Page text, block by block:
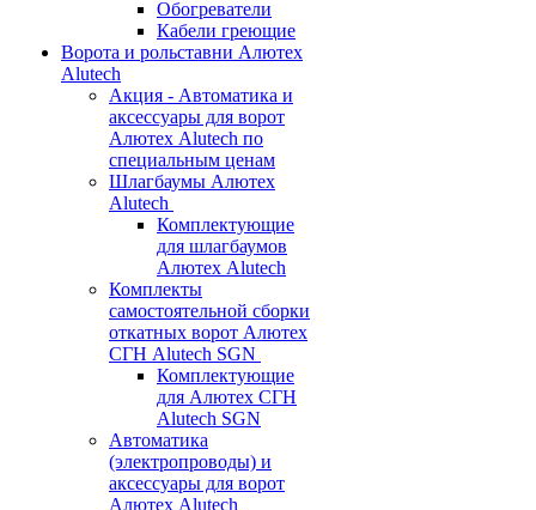
Обогреватели
Кабели греющие
Ворота и рольставни Алютех
Alutech
Акция - Автоматика и
аксессуары для ворот
Алютех Alutech по
специальным ценам
Шлагбаумы Алютех
Alutech
Комплектующие
для шлагбаумов
Алютех Alutech
Комплекты
самостоятельной сборки
откатных ворот Алютех
СГН Alutech SGN
Комплектующие
для Алютех СГН
Alutech SGN
Автоматика
(электропроводы) и
аксессуары для ворот
Алютех Alutech